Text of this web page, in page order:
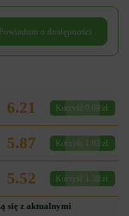
Powiadom o dostępności
6.21 Korzyść 0.69 zł.
5.87 Korzyść 1.03 zł.
5.52 Korzyść 1.38 zł.
się z aktualnymi